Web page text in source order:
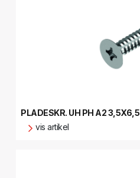
PLADESKR. UH PH A2 3,5X6,5
vis artikel